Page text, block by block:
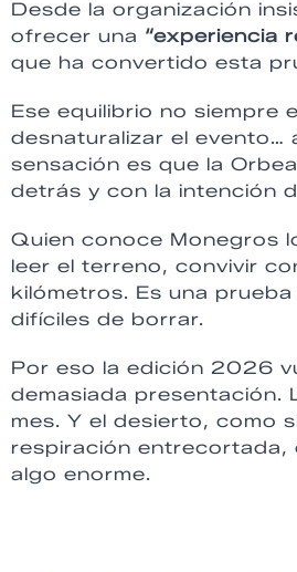
Desde la organización
ofrecer una “experiencia
que ha convertido esta
Ese equilibrio no siempre
desnaturalizar el evento…
sensación es que la
detrás y con la intención
Quien conoce Monegros
leer el terreno, convivir
kilómetros. Es una
difíciles de borrar.
Por eso la edición 2026
demasiada presentación.
mes. Y el desierto, como
respiración entrecortada,
algo enorme.